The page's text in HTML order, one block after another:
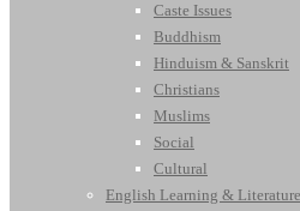
Caste Issues
Buddhism
Hinduism & Sanskrit
Christians
Muslims
Social
Cultural
English Learning & Literature